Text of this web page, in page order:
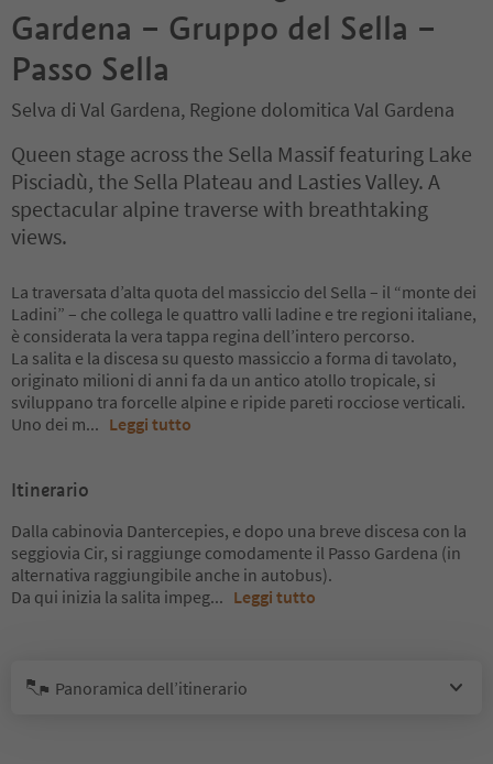
Gardena – Gruppo del Sella –
Passo Sella
Selva di Val Gardena, Regione dolomitica Val Gardena
Queen stage across the Sella Massif featuring Lake
Pisciadù, the Sella Plateau and Lasties Valley. A
spectacular alpine traverse with breathtaking
views.
La traversata d’alta quota del massiccio del Sella – il “monte dei
Ladini” – che collega le quattro valli ladine e tre regioni italiane,
è considerata la vera tappa regina dell’intero percorso.
La salita e la discesa su questo massiccio a forma di tavolato,
originato milioni di anni fa da un antico atollo tropicale, si
sviluppano tra forcelle alpine e ripide pareti rocciose verticali.
Uno dei m... Leggi tutto
Itinerario
Dalla cabinovia Dantercepies, e dopo una breve discesa con la
seggiovia Cir, si raggiunge comodamente il Passo Gardena (in
alternativa raggiungibile anche in autobus).
Da qui inizia la salita impeg... Leggi tutto
Panoramica dell’itinerario